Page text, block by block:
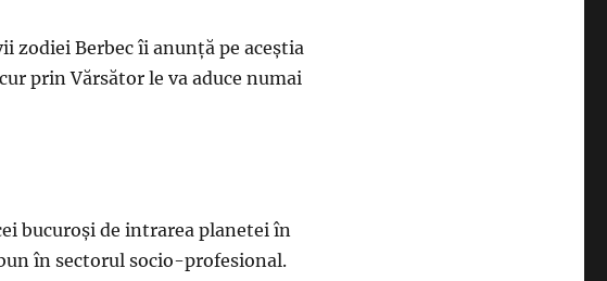
Berbec îi anunță pe aceștia
prin Vărsător le va aduce numai
bucuroși de intrarea planetei în
în sectorul socio-profesional.